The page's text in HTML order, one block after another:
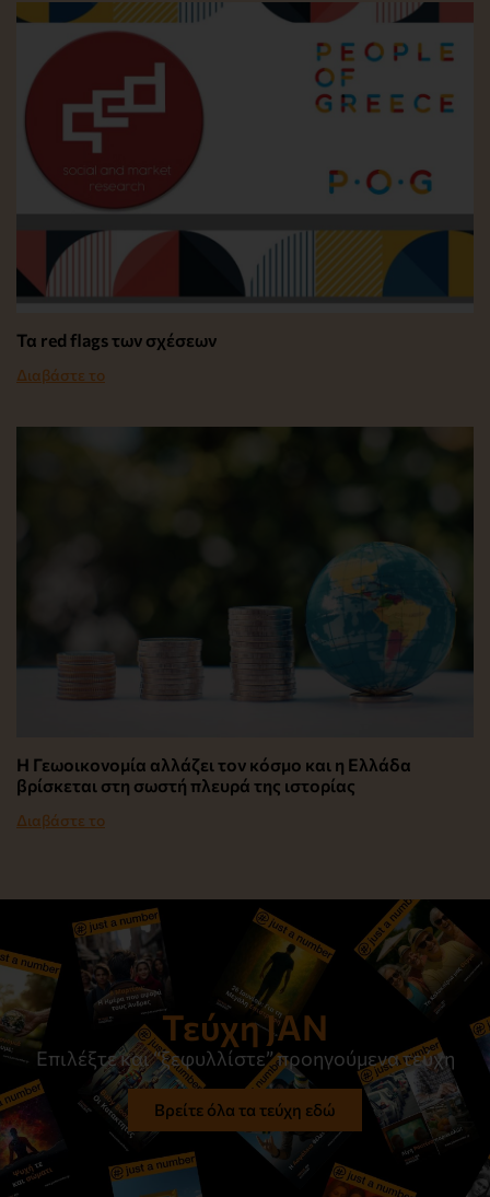
Τα red flags των σχέσεων
Διαβάστε το
Η Γεωοικονομία αλλάζει τον κόσμο και η Ελλάδα
βρίσκεται στη σωστή πλευρά της ιστορίας
Διαβάστε το
Τεύχη JAN
Επιλέξτε και “ξεφυλλίστε” προηγούμενα τεύχη
Βρείτε όλα τα τεύχη εδώ